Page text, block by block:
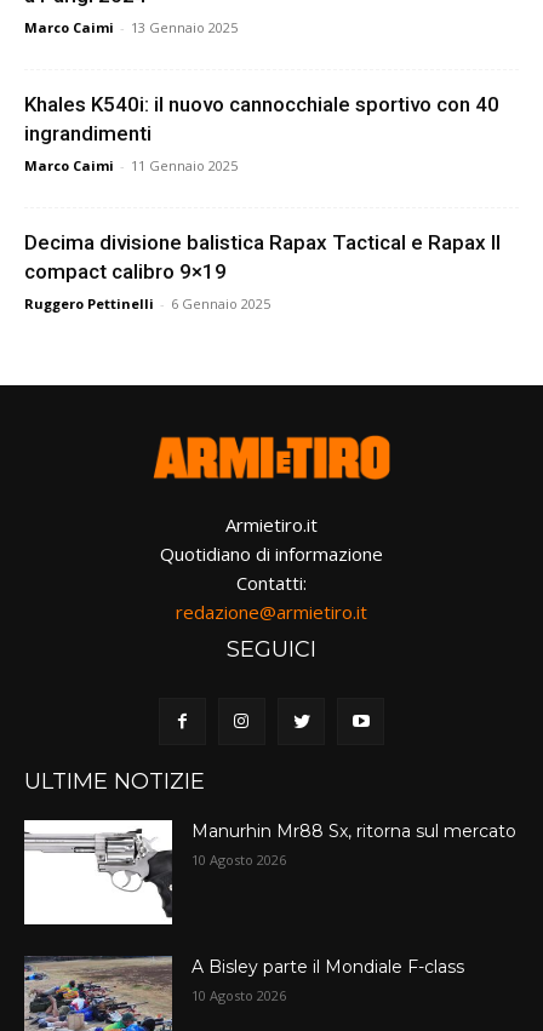
Marco Caimi - 13 Gennaio 2025
Khales K540i: il nuovo cannocchiale sportivo con 40
ingrandimenti
Marco Caimi - 11 Gennaio 2025
Decima divisione balistica Rapax Tactical e Rapax II
compact calibro 9×19
Ruggero Pettinelli - 6 Gennaio 2025
Armietiro.it
Quotidiano di informazione
Contatti:
redazione@armietiro.it
SEGUICI
ULTIME NOTIZIE
Manurhin Mr88 Sx, ritorna sul mercato
10 Agosto 2026
A Bisley parte il Mondiale F-class
10 Agosto 2026